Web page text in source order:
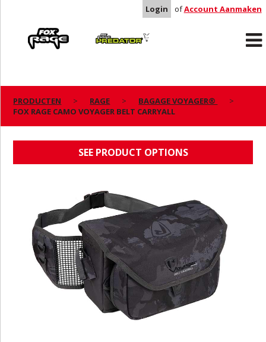
Login ofAccount Aanmaken
Predator
PRODUCTEN RAGE
BAGAGE VOYAGER®
FOX RAGE CAMO VOYAGER BELT CARRYALL
SEE PRODUCT OPTIONS